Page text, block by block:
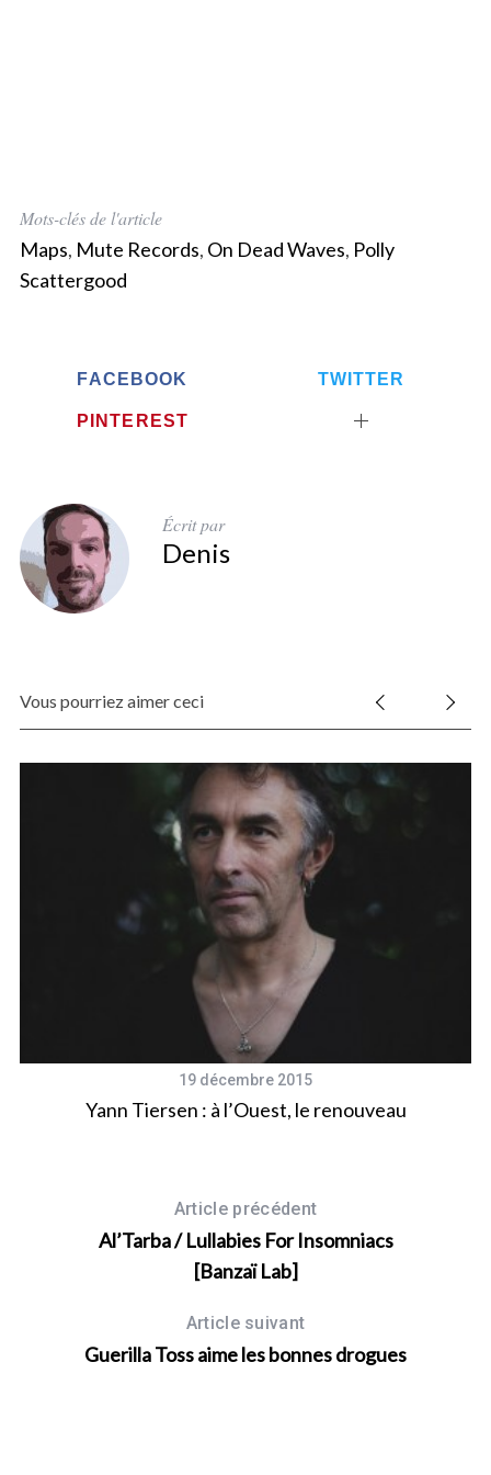
Mots-clés de l'article
Maps, Mute Records, On Dead Waves, Polly
Scattergood
FACEBOOK TWITTER
PINTEREST
Écrit par
Denis
Vous pourriez aimer ceci
19 décembre 2015
Yann Tiersen : à l’Ouest, le renouveau
Article précédent
Al’Tarba / Lullabies For Insomniacs
[Banzaï Lab]
Article suivant
Guerilla Toss aime les bonnes drogues